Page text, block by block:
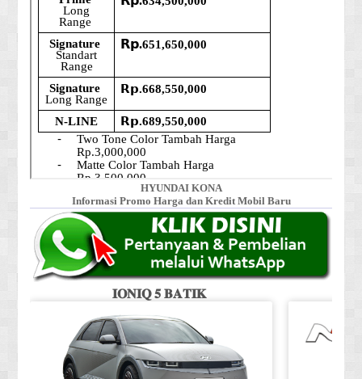
HYUNDAI KONA
Informasi Promo Harga dan Kredit Mobil Baru
𝐈𝐎𝐍𝐈𝐐 𝟓 𝐁𝐀𝐓𝐈𝐊